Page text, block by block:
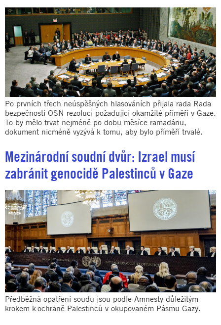
Po prvních třech neúspěšných hlasováních přijala rada Rada
bezpečnosti OSN rezoluci požadující okamžité příměří v Gaze.
To by mělo trvat nejméně po dobu měsíce ramadánu,
dokument nicméně vyzývá k tomu, aby bylo příměří trvalé.
Mezinárodní soudní dvůr: Izrael musí
zabránit genocidě Palestinců v Gaze
Předběžná opatření soudu jsou podle Amnesty důležitým
krokem k ochraně Palestinců v okupovaném Pásmu Gazy.